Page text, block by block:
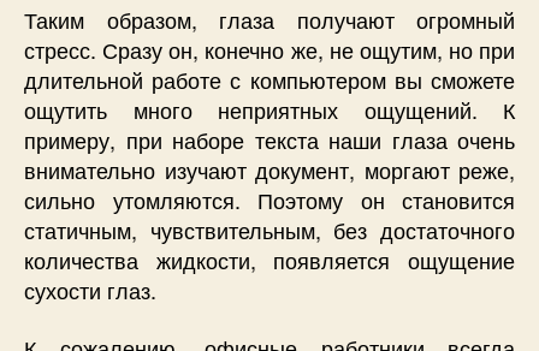
Таким образом, глаза получают огромный
стресс. Сразу он, конечно же, не ощутим, но при
длительной работе с компьютером вы сможете
ощутить много неприятных ощущений. К
примеру, при наборе текста наши глаза очень
внимательно изучают документ, моргают реже,
сильно утомляются. Поэтому он становится
статичным, чувствительным, без достаточного
количества жидкости, появляется ощущение
сухости глаз.